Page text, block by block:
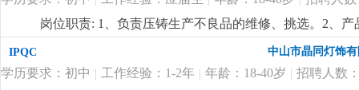
office/wps/ppt等办公软件；4、具备较强执行力、统筹
事沉稳灵活；6、懂商务礼仪，擅长商务接待、会务统筹
岗位职责: 1、负责压铸生产不良品的维修、挑选。2、
位要求:1、积极上进、吃苦耐劳、服从安排。2、男女
IPQC 中山市晶同灯饰
学历要求：初中 | 工作经验：1-2年 | 年龄：18-40岁 | 招聘人数